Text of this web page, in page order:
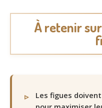
À retenir
Les figues